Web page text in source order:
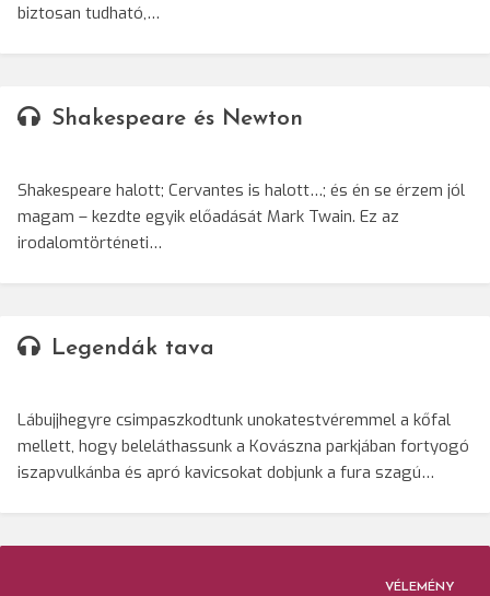
biztosan tudható,…
Shakespeare és Newton
Shakespeare halott; Cervantes is halott…; és én se érzem jól
magam – kezdte egyik előadását Mark Twain. Ez az
irodalomtörténeti…
Legendák tava
Lábujjhegyre csimpaszkodtunk unokatestvéremmel a kőfal
mellett, hogy beleláthassunk a Kovászna parkjában fortyogó
iszapvulkánba és apró kavicsokat dobjunk a fura szagú…
VÉLEMÉNY